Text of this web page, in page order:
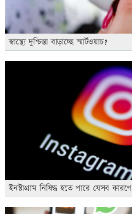
স্বাস্থ্যে দুশ্চিন্তা বাড়াচ্ছে স্মার্টওয়াচ?
ইনস্টাগ্রাম নিষিদ্ধ হতে পারে যেসব কারণে